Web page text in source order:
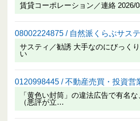
賃貸コーポレーション／連絡 2026/
08002224875 / 自然派くらぶサス
サスティ／勧誘 大手なのにびっく
い
0120998445 / 不動産売買・投資営
「黄色い封筒」の違法広告で有名
（悪評が立…